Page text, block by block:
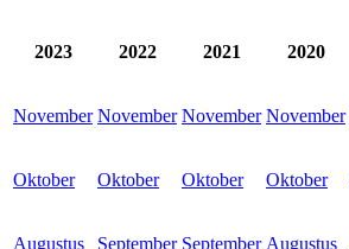
2023 2022 2021 2020
November November November November
Oktober Oktober Oktober Oktober
Augustus September September Augustus